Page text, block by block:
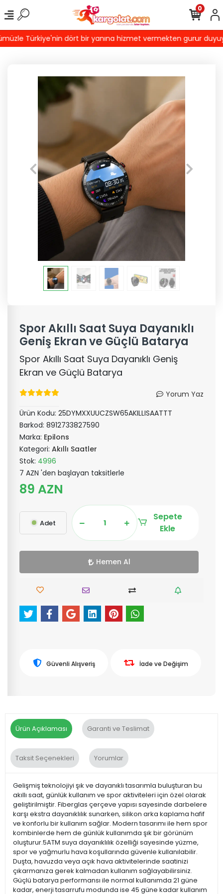
Türkiye'nin dört bir yanına hizmet vermekten gurur
0
Spor Akıllı Saat Suya Dayanıklı
Geniş Ekran ve Güçlü Batarya
Spor Akıllı Saat Suya Dayanıklı Geniş
Ekran ve Güçlü Batarya
Yorum Yaz
Ürün Kodu: 25DYMXXUUCZSW65AKILLISAATTT
Barkod: 8912733827590
Marka: Epilons
Kategori: Akıllı Saatler
Stok: 4996
7 AZN 'den başlayan taksitlerle
89 AZN
Adet
Sepete
Ekle
Hemen Al
Güvenli Alışveriş İade ve Değişim
Ürün Açıklaması Garanti ve Teslimat
Taksit Seçenekleri Yorumlar
Gelişmiş teknolojiyi şık ve dayanıklı tasarımla buluşturan bu
akıllı saat, günlük kullanım ve spor aktiviteleri için özel olarak
geliştirilmiştir. Fiberglas çerçeve yapısı sayesinde darbelere
karşı ekstra dayanıklılık sunarken, silikon arka kaplama hafif
ve konforlu bir kullanım sağlar. Modern tasarımı ile hem spor
kombinlerde hem de günlük kullanımda şık bir görünüm
oluşturur.5ATM suya dayanıklılık özelliği sayesinde yüzme,
spor ve yağmurlu hava koşullarında güvenle kullanılabilir.
Duşta, havuzda veya açık hava aktivitelerinde saatinizi
çıkarmanıza gerek kalmadan kullanım sağlayabilirsiniz.
Güçlü batarya performansı ile normal kullanımda 21 güne
kadar, enerji tasarrufu modunda ise 45 güne kadar kullanım